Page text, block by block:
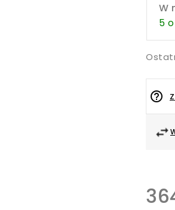
W
5
help_outline